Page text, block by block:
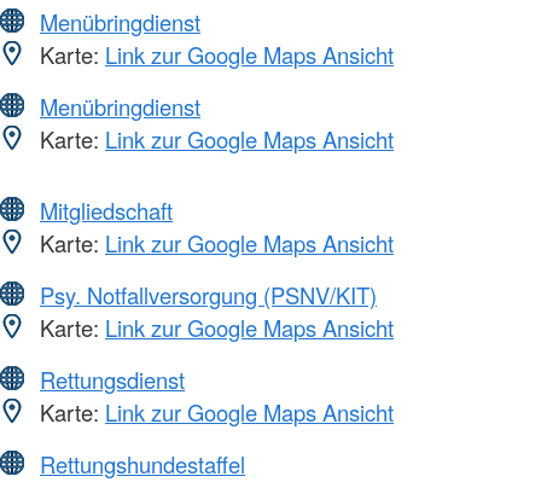
Menübringdienst
Karte: Link zur Google Maps Ansicht
Menübringdienst
Karte: Link zur Google Maps Ansicht
Mitgliedschaft
Karte: Link zur Google Maps Ansicht
Psy. Notfallversorgung (PSNV/KIT)
Karte: Link zur Google Maps Ansicht
Rettungsdienst
Karte: Link zur Google Maps Ansicht
Rettungshundestaffel